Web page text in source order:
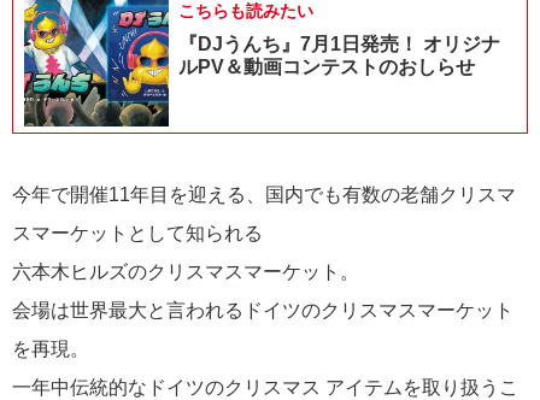
こちらも読みたい
『DJうんち』7月1日発売！ オリジナ
ルPV＆動画コンテストのおしらせ
今年で開催11年目を迎える、国内でも有数の老舗クリスマ
スマーケットとして知られる
六本木ヒルズのクリスマスマーケット。
会場は世界最大と言われるドイツのクリスマスマーケット
を再現。
一年中伝統的なドイツのクリスマス アイテムを取り扱うこ